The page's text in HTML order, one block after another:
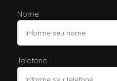
Nome
Telefone